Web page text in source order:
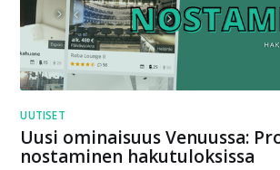
UUTISET
Uusi ominaisuus Venuussa:
nostaminen hakutuloksissa